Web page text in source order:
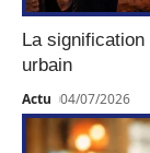
La
urbain
Actu 04/07/2026